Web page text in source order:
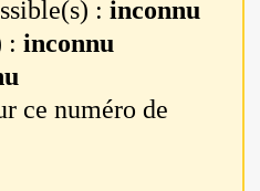
:inconnu
:inconnu
ce numéro de